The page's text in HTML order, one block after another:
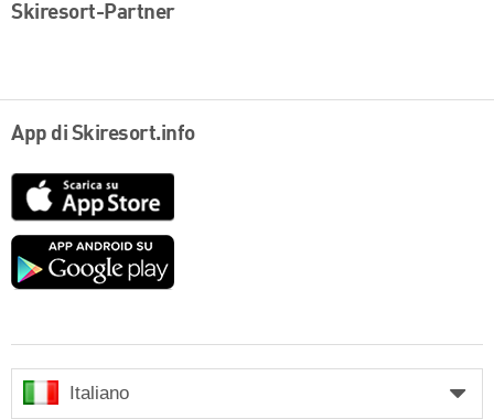
Skiresort-Partner
App di Skiresort.info
Google
Italiano